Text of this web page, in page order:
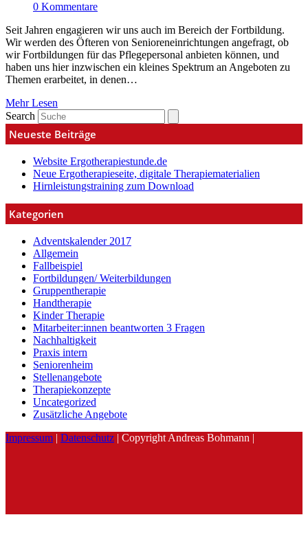
0 Kommentare
Seit Jahren engagieren wir uns auch im Bereich der Fortbildung.
Wir werden des Öfteren von Senioreneinrichtungen angefragt, ob
wir Fortbildungen für das Pflegepersonal anbieten können, und
haben uns hier inzwischen ein kleines Spektrum an Angeboten zu
Themen erarbeitet, in denen…
Mehr Lesen
Search
Neueste Beiträge
Website Ergotherapiestunde.de
Neue Ergotherapieseite, digitale Therapiematerialien
Hirnleistungstraining zum Download
Kategorien
Adventskalender 2017
Allgemein
Fallbeispiel
Fortbildungen/ Weiterbildungen
Gruppentherapie
Handtherapie
Kinder Therapie
Mitarbeiter:innen beantworten 3 Fragen
Nachhaltigkeit
Praxis intern
Seniorenheim
Stellenangebote
Therapiekonzepte
Uncategorized
Zusätzliche Angebote
Impressum | Datenschutz | Copyright Andreas Bohmann |